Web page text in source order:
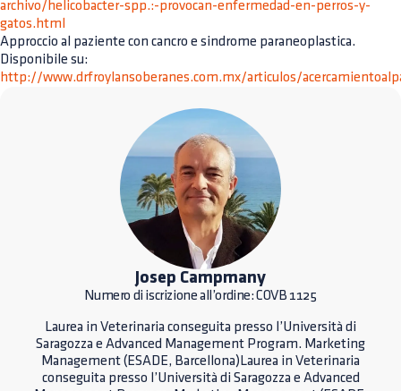
archivo/helicobacter-spp.:-provocan-enfermedad-en-perros-y-
gatos.html
Approccio al paziente con cancro e sindrome paraneoplastica.
Disponibile su:
http://www.drfroylansoberanes.com.mx/articulos/
Josep Campmany
Numero di iscrizione all’ordine: COVB 1125
Laurea in Veterinaria conseguita presso l’Università di
Saragozza e Advanced Management Program. Marketing
Management (ESADE, Barcellona)Laurea in Veterinaria
conseguita presso l’Università di Saragozza e Advanced